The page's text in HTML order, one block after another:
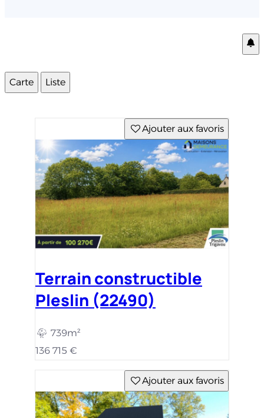
Carte Liste
Ajouter aux favoris
Terrain constructible
Pleslin (22490)
739m²
136 715 €
Ajouter aux favoris